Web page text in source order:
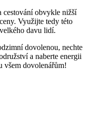
cestování obvykle ​nižší​
Využijte tedy této
davu lidí.
‍dovolenou, nechte​
a​ naberte energii
všem dovolenářům!